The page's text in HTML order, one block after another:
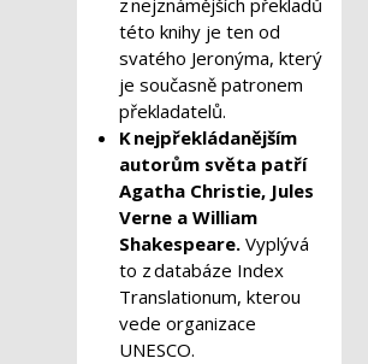
z nejznámějších překladů
této knihy je ten od
svatého Jeronýma, který
je současně patronem
překladatelů.
K nejpřekládanějším
autorům světa patří
Agatha Christie, Jules
Verne a William
Shakespeare. Vyplývá
to z databáze Index
Translationum, kterou
vede organizace
UNESCO.